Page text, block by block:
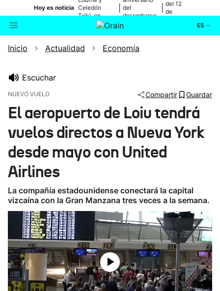
Hoy es noticia Celedón
Txiki, en
directo
del
desembarco
de Elkano
del 12
de
ES
Buscador Actualidad
Ikusmiran
Eguraldia
Inicio Actualidad Economía
Escuchar
NUEVO VUELO Compartir Guardar
El aeropuerto de Loiu tendrá
vuelos directos a Nueva York
desde mayo con United
Airlines
La compañía estadounidense conectará la capital
vizcaína con la Gran Manzana tres veces a la semana.